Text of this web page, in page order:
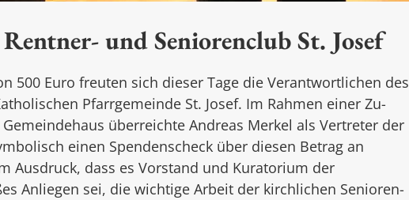
und Seniorenclub St. Josef
500 Euro freuten sich dieser Tage die Verantwortlichen des
Pfarrgemeinde St. Josef. Im Rahmen einer Zu­
überreichte Andreas Merkel als Ver­treter der
einen Spendenscheck über diesen Betrag an
Aus­druck, dass es Vor­stand und Kuratorium der
Anliegen sei, die wichtige Arbeit der kirchlichen Senioren­